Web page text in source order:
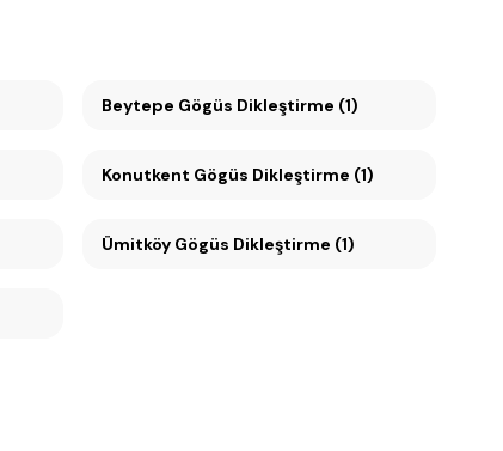
Beytepe Gögüs Dikleştirme (1)
Konutkent Gögüs Dikleştirme (1)
Ümitköy Gögüs Dikleştirme (1)